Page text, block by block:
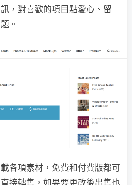
，對喜歡的項目點愛心、留
。
各項素材，免費和付費版都可
接轉售，如果要更改後出售也